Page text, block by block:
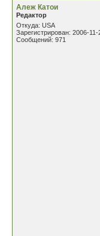
Алеж Катои
Редактор
Откуда: USA
Зарегистрирован: 2006-11-
Сообщений: 971